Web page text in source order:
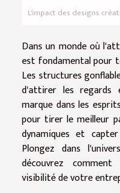
L'impact des designs
Dans un monde où
est fondamental pour
Les structures
d'attirer les
marque dans les
pour tirer le meilleur
dynamiques et
Plongez dans
découvrez
visibilité de votre